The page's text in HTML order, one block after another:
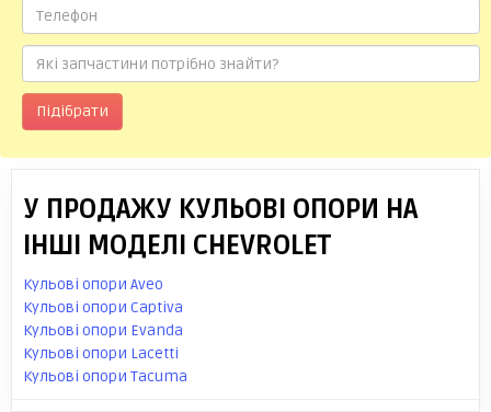
Підібрати
У ПРОДАЖУ КУЛЬОВІ ОПОРИ НА
ІНШІ МОДЕЛІ CHEVROLET
Кульові опори Aveo
Кульові опори Captiva
Кульові опори Evanda
Кульові опори Lacetti
Кульові опори Tacuma